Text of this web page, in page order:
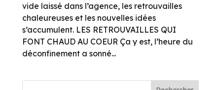
vide laissé dans l’agence, les retrouvailles
chaleureuses et les nouvelles idées
s’accumulent. LES RETROUVAILLES QUI
FONT CHAUD AU COEUR Ça y est, l’heure du
déconfinement a sonné...